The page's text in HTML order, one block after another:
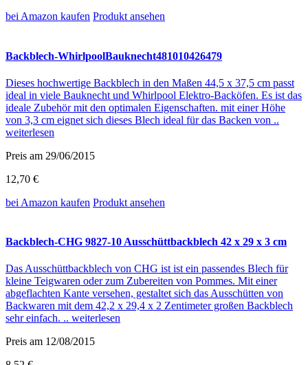
bei Amazon kaufen Produkt ansehen
Backblech-WhirlpoolBauknecht481010426479
Dieses hochwertige Backblech in den Maßen 44,5 x 37,5 cm passt
ideal in viele Bauknecht und Whirlpool Elektro-Backöfen. Es ist das
ideale Zubehör mit den optimalen Eigenschaften. mit einer Höhe
von 3,3 cm eignet sich dieses Blech ideal für das Backen von ..
weiterlesen
Preis am 29/06/2015
12,70 €
bei Amazon kaufen Produkt ansehen
Backblech-CHG 9827-10 Ausschüttbackblech 42 x 29 x 3 cm
Das Ausschüttbackblech von CHG ist ist ein passendes Blech für
kleine Teigwaren oder zum Zubereiten von Pommes. Mit einer
abgeflachten Kante versehen, gestaltet sich das Ausschütten von
Backwaren mit dem 42,2 x 29,4 x 2 Zentimeter großen Backblech
sehr einfach. .. weiterlesen
Preis am 12/08/2015